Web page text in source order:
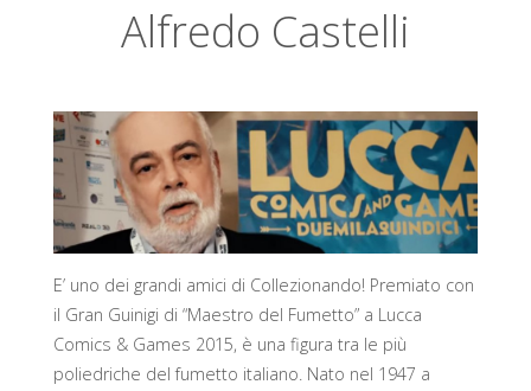
Alfredo Castelli
E’ uno dei grandi amici di Collezionando! Premiato con
il Gran Guinigi di “Maestro del Fumetto” a Lucca
Comics & Games 2015, è una figura tra le più
poliedriche del fumetto italiano. Nato nel 1947 a